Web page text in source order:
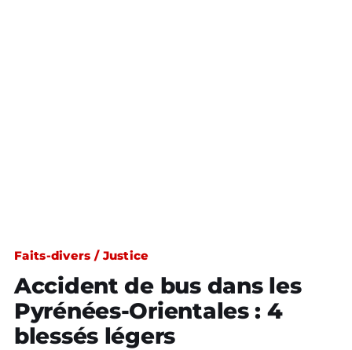
Faits-divers / Justice
Accident de bus dans les
Pyrénées-Orientales : 4
blessés légers